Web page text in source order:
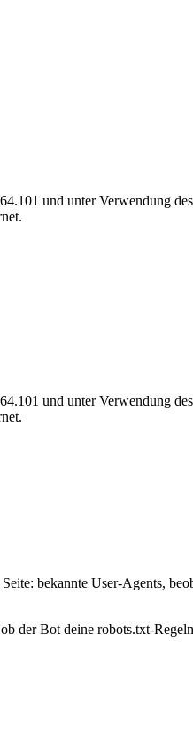
und unter Verwendung
und unter Verwendung
bekannte User-Agents,
der Bot deine robots.txt-